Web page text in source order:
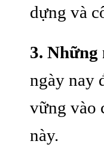
dựng và
3.
ngày nay
vững vào
này.